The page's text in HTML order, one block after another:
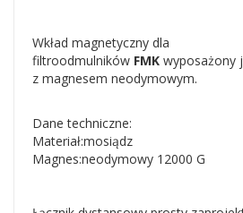
Wkład magnetyczny dla
filtroodmulników FMK wyposażony
z magnesem neodymowym.
Dane techniczne:
Materiał:mosiądz
Magnes:neodymowy 12000 G